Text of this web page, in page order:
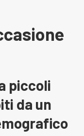
piccoli
da un